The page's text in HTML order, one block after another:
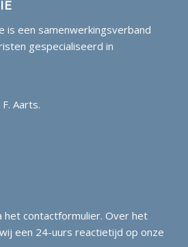
is een samenwerkingsverband
gespecialiseerd in
Aarts.
het contactformulier. Over het
een 24-uurs reactietijd op onze